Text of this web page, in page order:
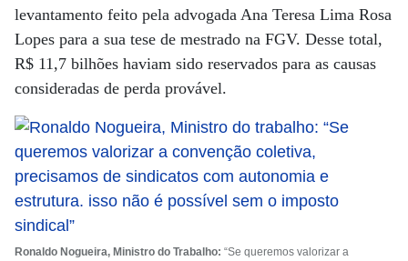
levantamento feito pela advogada Ana Teresa Lima Rosa
Lopes para a sua tese de mestrado na FGV. Desse total,
R$ 11,7 bilhões haviam sido reservados para as causas
consideradas de perda provável.
Ronaldo Nogueira, Ministro do Trabalho: “Se queremos valorizar a